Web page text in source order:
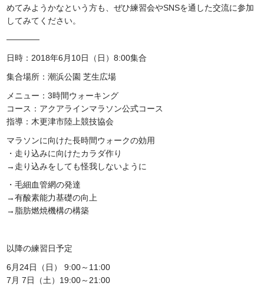
めてみようかなという方も、ぜひ練習会やSNSを通した交流に参加
してみてください。
————
日時：2018年6月10日（日）8:00集合
集合場所：潮浜公園 芝生広場
メニュー：3時間ウォーキング
コース：アクアラインマラソン公式コース
指導：木更津市陸上競技協会
マラソンに向けた長時間ウォークの効用
・走り込みに向けたカラダ作り
→走り込みをしても怪我しないように
・毛細血管網の発達
→有酸素能力基礎の向上
→脂肪燃焼機構の構築
以降の練習日予定
6月24日（日） 9:00～11:00
7月 7日（土）19:00～21:00